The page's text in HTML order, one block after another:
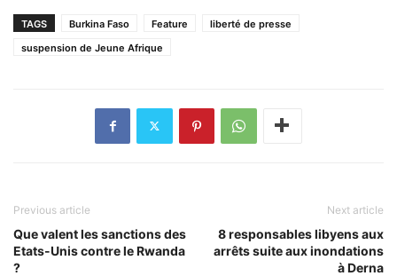
TAGS Burkina Faso Feature
liberté de presse
suspension de Jeune Afrique
Previous article
Que valent les sanctions des
Etats-Unis contre le Rwanda
?
Next article
8 responsables libyens aux
arrêts suite aux inondations
à Derna